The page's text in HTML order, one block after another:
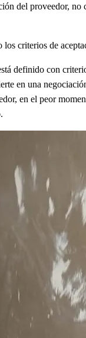
del proveedor, no
los criterios de
definido con
en una
en el peor